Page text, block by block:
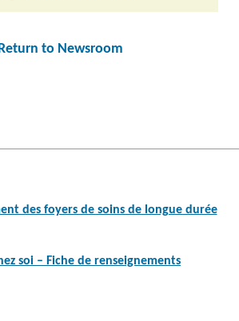
Return to Newsroom
des foyers de soins de longue durée
soi – Fiche de renseignements